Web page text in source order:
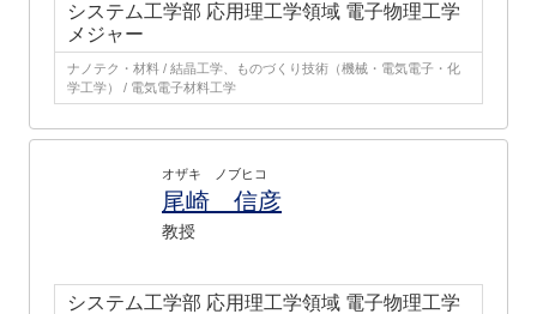
システム工学部 応用理工学領域 電子物理工学
メジャー
ナノテク・材料 / 結晶工学、ものづくり技術（機械・電気電子・化
学工学） / 電気電子材料工学
オザキ ノブヒコ
尾崎 信彦
教授
システム工学部 応用理工学領域 電子物理工学